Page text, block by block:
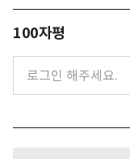
100자평